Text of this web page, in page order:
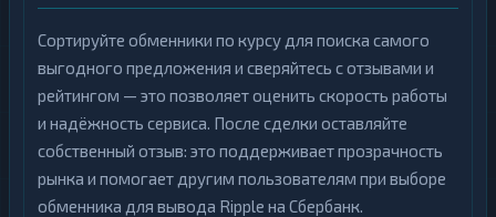
Сортируйте обменники по курсу для поиска самого
выгодного предложения и сверяйтесь с отзывами и
рейтингом — это позволяет оценить скорость работы
и надёжность сервиса. После сделки оставляйте
собственный отзыв: это поддерживает прозрачность
рынка и помогает другим пользователям при выборе
обменника для вывода Ripple на Сбербанк.